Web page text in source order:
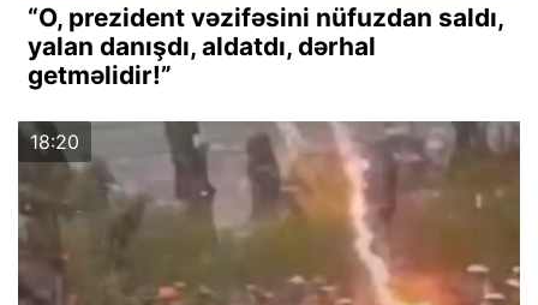
“O, prezident vəzifəsini nüfuzdan saldı,
yalan danışdı, aldatdı, dərhal
getməlidir!”
18:20